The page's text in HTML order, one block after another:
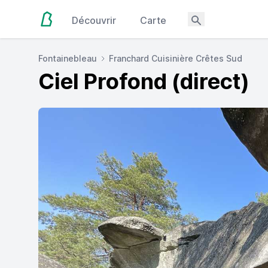
Découvrir Carte
Fontainebleau Franchard Cuisinière Crêtes Sud
Ciel Profond (direct)